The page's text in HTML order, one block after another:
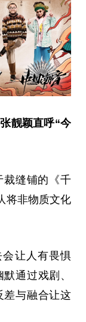
靓颖直呼“今
裁缝铺的《千
将非物质文化
会让人有畏惧
通过戏剧、
差与融合让这